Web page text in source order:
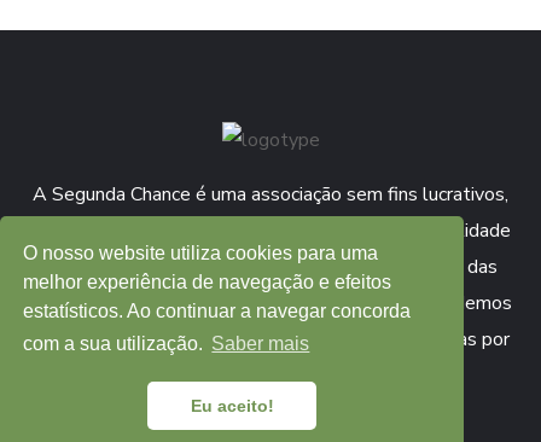
O nosso website utiliza cookies para uma
melhor experiência de navegação e efeitos
estatísticos. Ao continuar a navegar concorda
com a sua utilização. Saber mais
Eu aceito!
A Segunda Chance é uma associação sem fins lucrativos,
que tem como fim contribuir para a melhoria da qualidade
de vida das pessoas em situação de sem abrigo e das
famílias carenciadas. Acreditamos que UNIDOS podemos
oferecer Segundas Chances a Sem-Abrigo e Famílias por
todo o país.